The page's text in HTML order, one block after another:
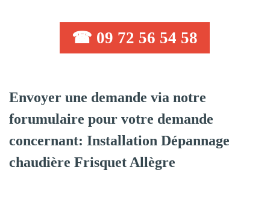
☎ 09 72 56 54 58
Envoyer une demande via notre
forumulaire pour votre demande
concernant: Installation Dépannage
chaudière Frisquet Allègre